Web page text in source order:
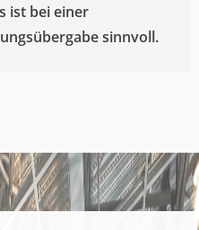
ist bei einer
sinnvoll.